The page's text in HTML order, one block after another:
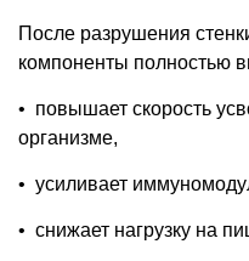
После разрушения
компоненты полностью
• повышает скорость
организме,
• усиливает
• снижает нагрузку на